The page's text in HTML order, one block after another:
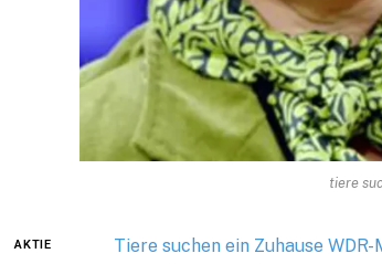
tiere
AKTIE Tiere suchen ein Zuhause